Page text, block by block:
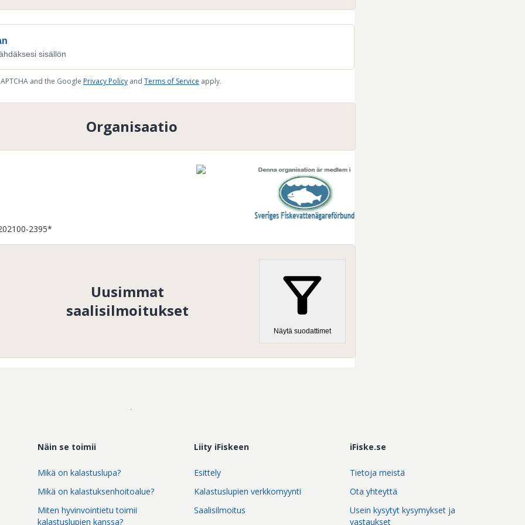
sisällön
and the Google Privacy Policy and Terms of Service apply.
Organisaatio
2395*
Uusimmat
saalisilmoitukset
Näytä suodattimet
Näin se toimii
Mikä on kalastuslupa?
Mikä on kalastuksenhoitoalue?
Miten hyvinvointietu toimii
kalastuslupien kanssa?
Liity iFiskeen
Esittely
Kalastuslupien verkkomyynti
Saalisilmoitus
iFiske.se
Tietoja meistä
Ota yhteyttä
Usein kysytyt kysymykset ja
vastaukset